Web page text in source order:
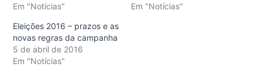
Em "Notícias"
Em "Notícias"
Eleições 2016 – prazos e as
novas regras da campanha
5 de abril de 2016
Em "Notícias"